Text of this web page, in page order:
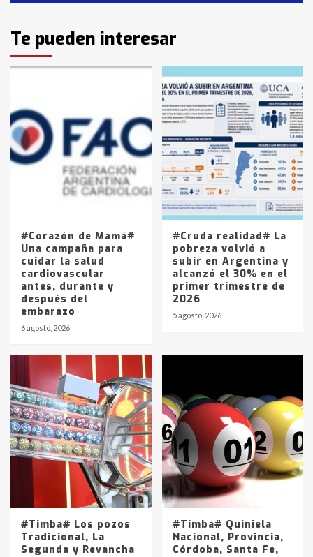
3
Identidad de los adolescentes
pampeanos que fueron
en la mañana del lunes
4
Accidente en Ruta 5: falleció un
joven de Trenque Lauquen
Los precios de los combustibles en
La Pampa, desde YPF hasta Axion
entre 857 a 1338 pesos
Te pueden interesar
#Corazón de Mamá#
Una campaña para
cuidar la salud
cardiovascular
antes, durante y
después del
embarazo
6 agosto, 2026
#Cruda realidad# La
pobreza volvió a
subir en Argentina y
alcanzó el 30% en el
primer trimestre de
2026
5 agosto, 2026
#Timba# Los pozos
Tradicional, La
Segunda y Revancha
#Timba# Quiniela
Nacional, Provincia,
Córdoba, Santa Fe,